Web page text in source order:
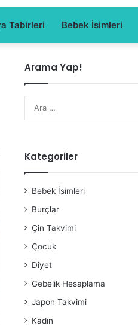
Tabirleri Bebek İsimleri
Arama Yap!
Kategoriler
Bebek İsimleri
Burçlar
Çin Takvimi
Çocuk
Diyet
Gebelik Hesaplama
Japon Takvimi
Kadın